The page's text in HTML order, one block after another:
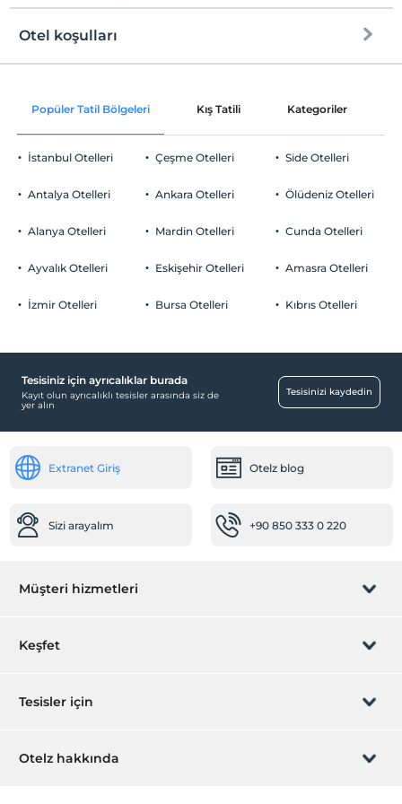
Sigara
Odalarda sigara içilmez
2 yaşına kadar olan bebekler ücretsizdir.
Tesisin ücretsiz çocuk politkası yoktur
Ücretsiz Özel Otopark
Otopark (Tesis bünyesinde)
Isıtma
Odalar
Otel koşulları
Check/in
Check/out
En geç saat 11:00 ve öncesi
Evcil Hayvan
2 yaşına kadar olan bebekler ücretsizdir.
Popüler Tatil Bölgeleri Kış Tatili Kategoriler
İstanbul Otelleri
Antalya Otelleri
Alanya Otelleri
Ayvalık Otelleri
İzmir Otelleri
Çeşme Otelleri
Ankara Otelleri
Mardin Otelleri
Eskişehir Otelleri
Bursa Otelleri
Side Otelleri
Ölüdeniz Otelleri
Cunda Otelleri
Amasra Otelleri
Kıbrıs Otelleri
Tesisiniz için ayrıcalıklar burada
Kayıt olun ayrıcalıklı tesisler arasında siz de
yer alın
Tesisinizi kaydedin
Extranet Giriş Otelz blog
Sizi arayalım +90 850 333 0 220
Müşteri hizmetleri
Rezervasyon yönet
Keşfet
Hediye Kart
Tesisler için
Hemen tesisinizi ekleyin
Otelz hakkında